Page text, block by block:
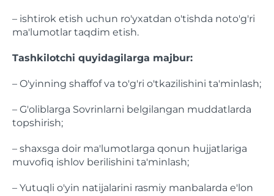
– ishtirok etish uchun ro'yxatdan o'tishda noto'g'ri
ma'lumotlar taqdim etish.
Tashkilotchi quyidagilarga majbur:
– O'yinning shaffof va to'g'ri o'tkazilishini ta'minlash;
– G'oliblarga Sovrinlarni belgilangan muddatlarda
topshirish;
– shaxsga doir ma'lumotlarga qonun hujjatlariga
muvofiq ishlov berilishini ta'minlash;
– Yutuqli o'yin natijalarini rasmiy manbalarda e'lon